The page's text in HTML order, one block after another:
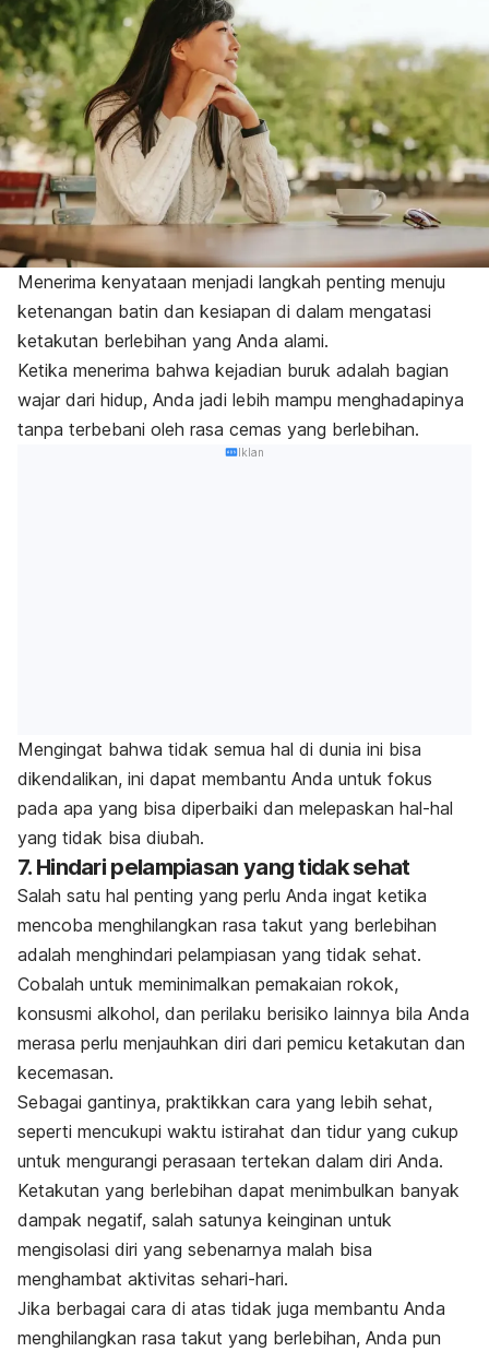
Menerima kenyataan menjadi langkah penting menuju
ketenangan batin dan kesiapan di dalam mengatasi
ketakutan berlebihan yang Anda alami.
Ketika menerima bahwa kejadian buruk adalah bagian
wajar dari hidup, Anda jadi lebih mampu menghadapinya
tanpa terbebani oleh rasa cemas yang berlebihan.
Iklan
Mengingat bahwa tidak semua hal di dunia ini bisa
dikendalikan, ini dapat membantu Anda untuk fokus
pada apa yang bisa diperbaiki dan melepaskan hal-hal
yang tidak bisa diubah.
7. Hindari pelampiasan yang tidak sehat
Salah satu hal penting yang perlu Anda ingat ketika
mencoba menghilangkan rasa takut yang berlebihan
adalah menghindari pelampiasan yang tidak sehat.
Cobalah untuk meminimalkan pemakaian rokok,
konsusmi alkohol, dan perilaku berisiko lainnya bila Anda
merasa perlu menjauhkan diri dari pemicu ketakutan dan
kecemasan.
Sebagai gantinya, praktikkan cara yang lebih sehat,
seperti mencukupi waktu istirahat dan tidur yang cukup
untuk mengurangi perasaan tertekan dalam diri Anda.
Ketakutan yang berlebihan dapat menimbulkan banyak
dampak negatif, salah satunya keinginan untuk
mengisolasi diri yang sebenarnya malah bisa
menghambat aktivitas sehari-hari.
Jika berbagai cara di atas tidak juga membantu Anda
menghilangkan rasa takut yang berlebihan, Anda pun